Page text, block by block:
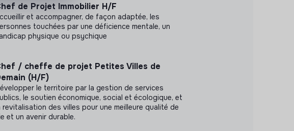
de Projet Immobilier H/F
et accompagner, de façon adaptée, les
touchées par une déficience mentale, un
physique ou psychique
/ cheffe de projet Petites Villes de
(H/F)
le territoire par la gestion de services
le soutien économique, social et écologique, et
revitalisation des villes pour une meilleure qualité de
et un avenir durable.